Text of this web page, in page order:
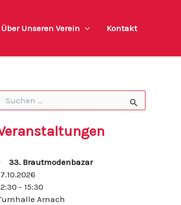
Über Unseren Verein Kontakt
33. Brautmodenbazar
- 15:30
Arnach